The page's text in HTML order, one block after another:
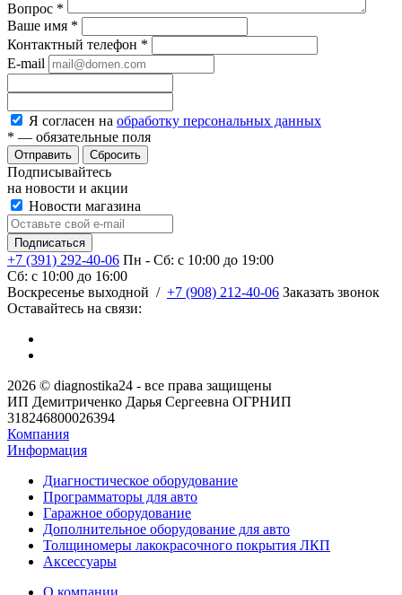
Вопрос *
Ваше имя *
Контактный телефон *
E-mail
Я согласен на обработку персональных данных
* — обязательные поля
Сбросить
Подписывайтесь
на новости и акции
Новости магазина
+7 (391) 292-40-06 Пн - Сб: c 10:00 до 19:00
Сб: c 10:00 до 16:00
​Воскресенье выходной / +7 (908) 212-40-06 Заказать звонок
Оставайтесь на связи:
2026 © diagnostika24 - все права защищены
ИП Демитриченко Дарья Сергеевна ОГРНИП
318246800026394
Компания
Информация
Диагностическое оборудование
Программаторы для авто
Гаражное оборудование
Дополнительное оборудование для авто
Толщиномеры лакокрасочного покрытия ЛКП
Аксессуары